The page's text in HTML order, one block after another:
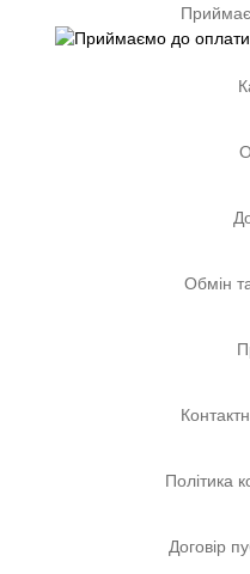
Обмін
Політика
Договір